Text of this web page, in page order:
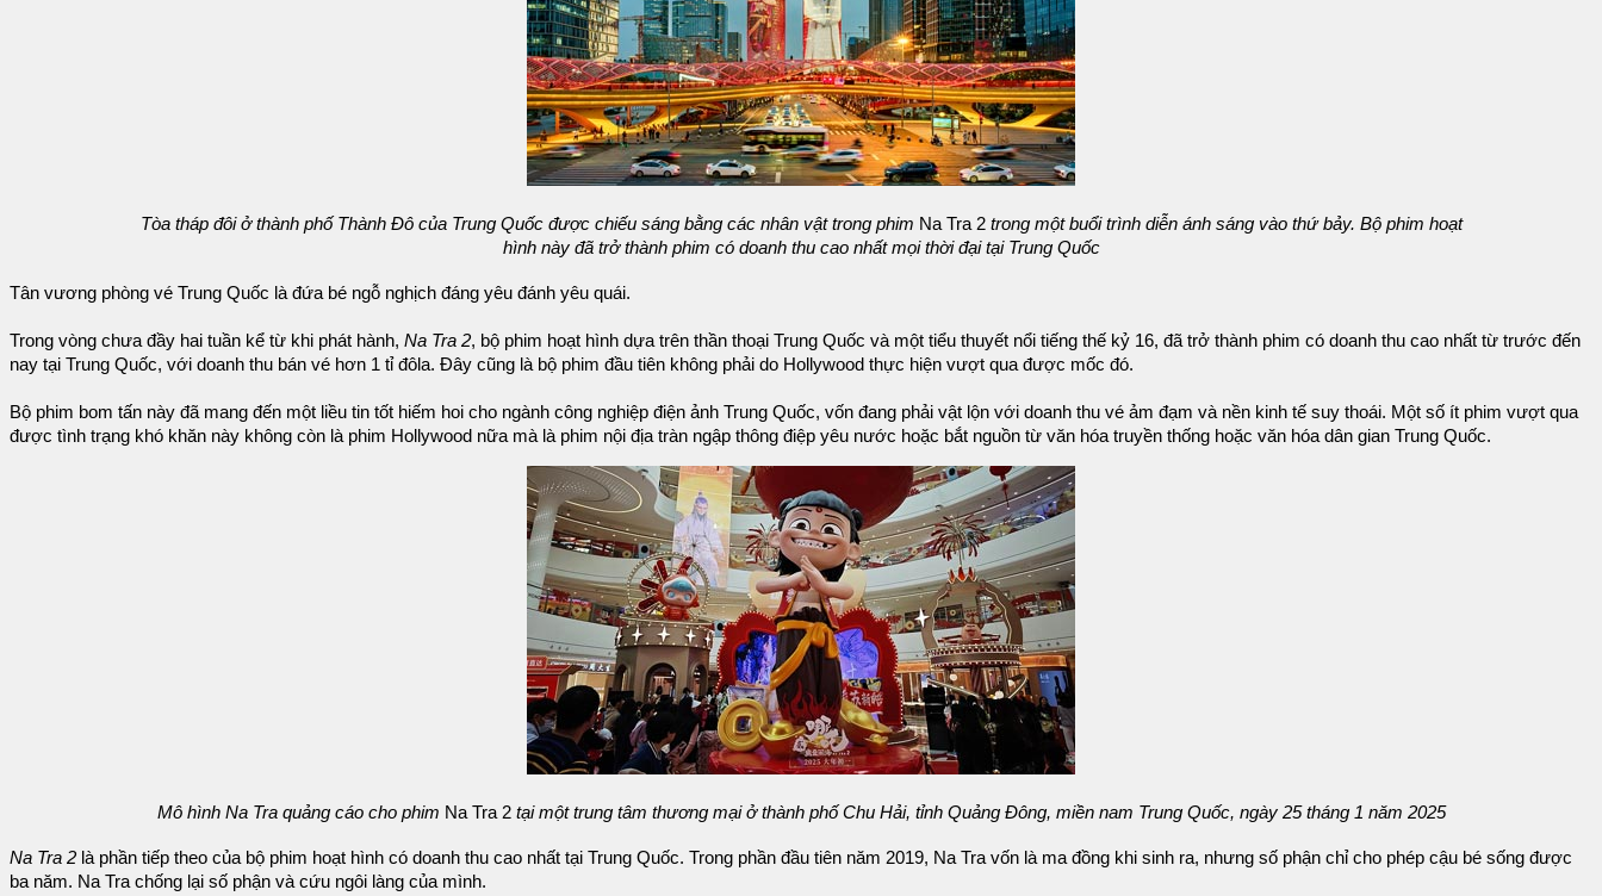
Tòa tháp đôi ở thành phố Thành Đô của Trung Quốc được chiếu sáng bằng các nhân vật trong phim Na Tra 2 trong một buổi trình diễn ánh sáng vào thứ bảy. Bộ phim hoạt
hình này đã trở thành phim có doanh thu cao nhất mọi thời đại tại Trung Quốc
Tân vương phòng vé Trung Quốc là đứa bé ngỗ nghịch đáng yêu đánh yêu quái.
Trong vòng chưa đầy hai tuần kể từ khi phát hành, Na Tra 2, bộ phim hoạt hình dựa trên thần thoại Trung Quốc và một tiểu thuyết nổi tiếng thế kỷ 16, đã trở thành phim có doanh thu cao nhất từ ​​trước đến
nay tại Trung Quốc, với doanh thu bán vé hơn 1 tỉ đôla. Đây cũng là bộ phim đầu tiên không phải do Hollywood thực hiện vượt qua được mốc đó.
Bộ phim bom tấn này đã mang đến một liều tin tốt hiếm hoi cho ngành công nghiệp điện ảnh Trung Quốc, vốn đang phải vật lộn với doanh thu vé ảm đạm và nền kinh tế suy thoái. Một số ít phim vượt qua
được tình trạng khó khăn này không còn là phim Hollywood nữa mà là phim nội địa tràn ngập thông điệp yêu nước hoặc bắt nguồn từ văn hóa truyền thống hoặc văn hóa dân gian Trung Quốc.
Mô hình Na Tra quảng cáo cho phim Na Tra 2 tại một trung tâm thương mại ở thành phố Chu Hải, tỉnh Quảng Đông, miền nam Trung Quốc, ngày 25 tháng 1 năm 2025
Na Tra 2 là phần tiếp theo của bộ phim hoạt hình có doanh thu cao nhất tại Trung Quốc. Trong phần đầu tiên năm 2019, Na Tra vốn là ma đồng khi sinh ra, nhưng số phận chỉ cho phép cậu bé sống được
ba năm. Na Tra chống lại số phận và cứu ngôi làng của mình.